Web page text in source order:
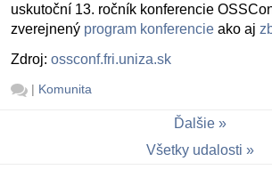
uskutoční 13. ročník konferencie
zverejnený program konferencie ako aj
Zdroj: ossconf.fri.uniza.sk
| Komunita
Ďalšie
Všetky udalosti